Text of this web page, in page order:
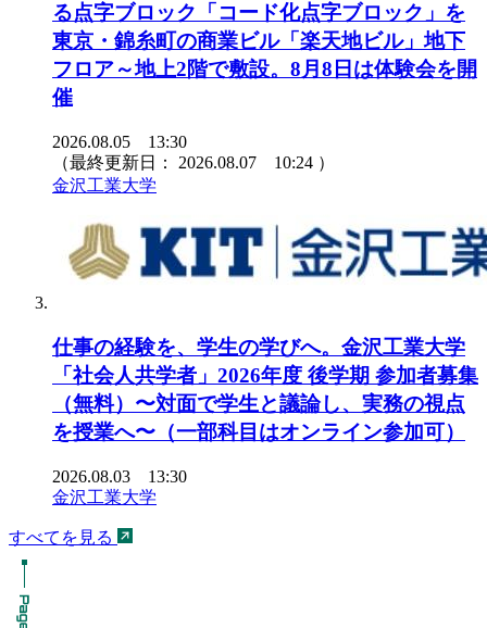
る点字ブロック「コード化点字ブロック」を
東京・錦糸町の商業ビル「楽天地ビル」地下
フロア～地上2階で敷設。8月8日は体験会を開
催
2026.08.05 13:30
（最終更新日： 2026.08.07 10:24 ）
金沢工業大学
仕事の経験を、学生の学びへ。金沢工業大学
「社会人共学者」2026年度 後学期 参加者募集
（無料）〜対面で学生と議論し、実務の視点
を授業へ〜（一部科目はオンライン参加可）
2026.08.03 13:30
金沢工業大学
すべてを見る